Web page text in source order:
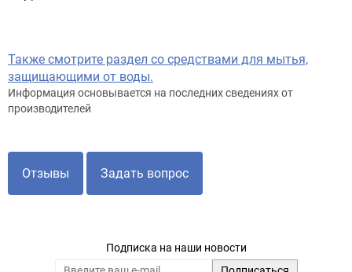
Также смотрите раздел со средствами для мытья,
защищающими от воды.
Информация основывается на последних сведениях от
производителей
Отзывы Задать вопрос
Подписка на наши новости